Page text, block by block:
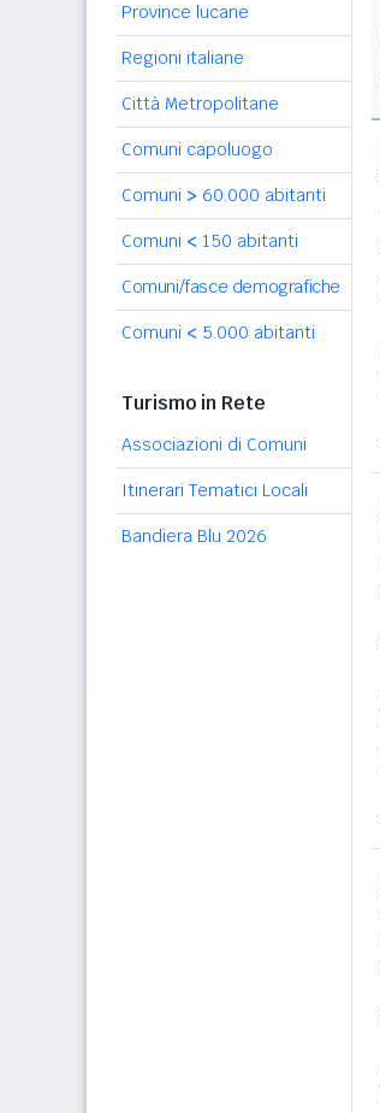
Province lucane
Regioni italiane
Città Metropolitane
Comuni capoluogo
Comuni > 60.000 abitanti
Comuni < 150 abitanti
Comuni/fasce demografiche
Comuni < 5.000 abitanti
Turismo in Rete
Associazioni di Comuni
Itinerari Tematici Locali
Bandiera Blu 2026